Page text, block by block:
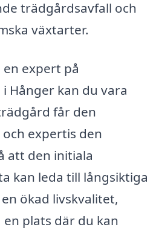
trädgårdsavfall och
växtarter.
expert på
Hånger kan du vara
får den
expertis den
att den initiala
kan leda till långsiktiga
ökad livskvalitet,
plats där du kan